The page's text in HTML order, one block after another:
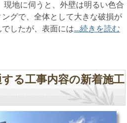
現地に伺うと、外壁は明るい色合
グで、全体として大きな破損が
したが、表面には...続きを読む
る工事内容の新着施工